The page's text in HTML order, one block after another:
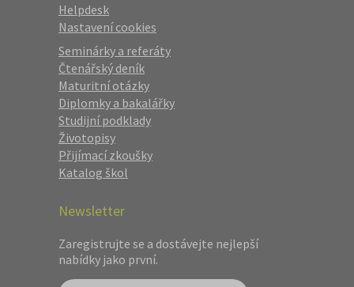
Helpdesk
Nastavení cookies
Seminárky a referáty
Čtenářský deník
Maturitní otázky
Diplomky a bakalářky
Studijní podklady
Životopisy
Přijímací zkoušky
Katalog škol
Newsletter
Zaregistrujte se a dostávejte nejlepší
nabídky jako první.